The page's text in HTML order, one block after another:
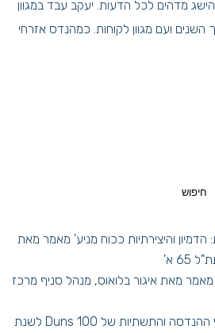
30 שנה! הישג מדהים לכל הדעות. יעקב עבד במגוון
השנים ועם מגוון לקוחות. כמהנדס אזרחי
חיפוש
הדמיון והיצירתיות ככוח מניע' מאמר מאת
א'
מאת איגור בלואוס, מנהל סניף מרכז
קבוצת גדיש בפורום בכירי ענף ההנדסה והתשתיות של Duns 100 לשנת